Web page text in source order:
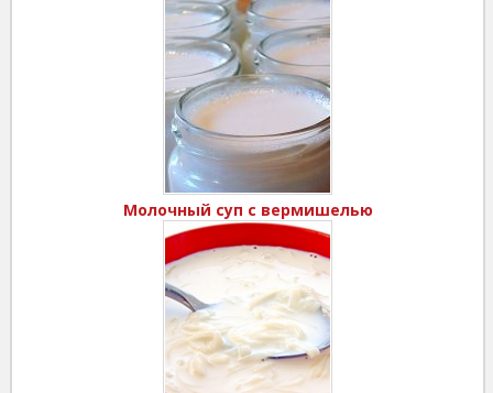
Молочный суп с вермишелью